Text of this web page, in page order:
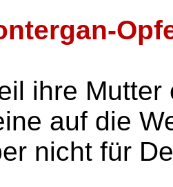
ihre Mutter
auf die
nicht für